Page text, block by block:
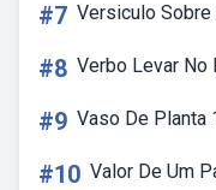
#7 Versiculo Sobre
#8 Verbo Levar No
#9 Vaso De Planta
#10 Valor De Um